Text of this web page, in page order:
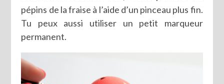
pépins de la fraise à l’aide d’un pinceau plus fin.
Tu peux aussi utiliser un petit marqueur
permanent.